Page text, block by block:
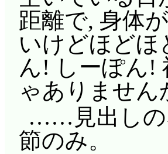
距離で, 身体
いけどほど
ん! しーぽん!
ゃありません
……見出しの
節のみ。